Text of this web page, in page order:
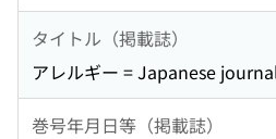
タイトル（掲載誌）
アレルギー = Japanese
巻号年月日等（掲載誌）